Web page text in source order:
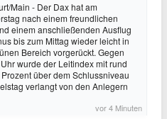
Main - Der Dax hat am
nach einem freundlichen
einem anschließenden Ausflug
bis zum Mittag wieder leicht in
Bereich vorgerückt. Gegen
wurde der Leitindex mit rund
über dem Schlussniveau
verlangt von den Anlegern
vor 4 Minuten